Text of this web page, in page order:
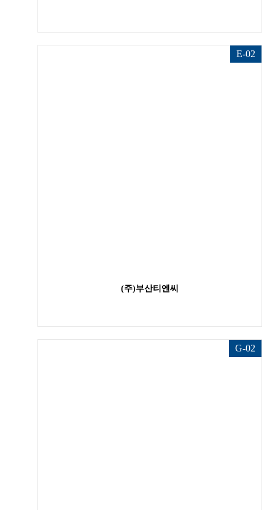
E-02
(주)부산티엔씨
G-02